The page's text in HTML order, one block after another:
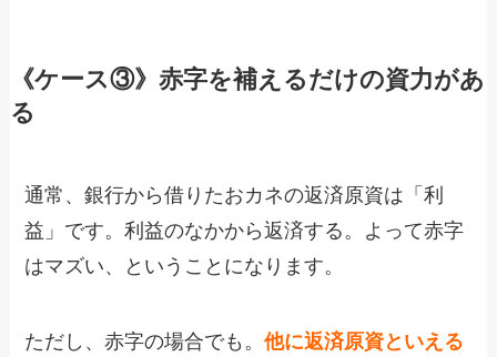
《ケース③》赤字を補えるだけの資力があ
る
通常、銀行から借りたおカネの返済原資は「利
益」です。利益のなかから返済する。よって赤字
はマズい、ということになります。
ただし、赤字の場合でも。他に返済原資といえる